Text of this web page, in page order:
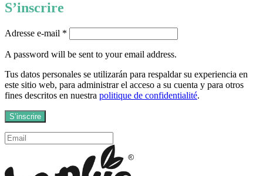
S’inscrire
Adresse e-mail *
A password will be sent to your email address.
Tus datos personales se utilizarán para respaldar su experiencia en
este sitio web, para administrar el acceso a su cuenta y para otros
fines descritos en nuestra politique de confidentialité.
S’inscrire